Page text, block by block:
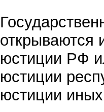
открываются
юстиции РФ
юстиции
юстиции